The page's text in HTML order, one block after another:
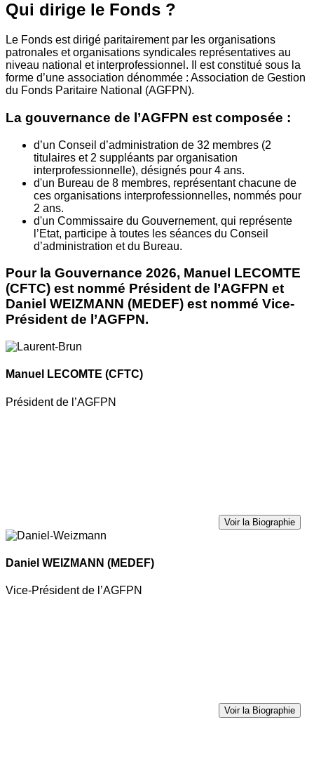
Qui dirige le Fonds ?
Le Fonds est dirigé paritairement par les organisations
patronales et organisations syndicales représentatives au
niveau national et interprofessionnel. Il est constitué sous la
forme d’une association dénommée : Association de Gestion
du Fonds Paritaire National (AGFPN).
La gouvernance de l’AGFPN est composée :
d’un Conseil d’administration de 32 membres (2
titulaires et 2 suppléants par organisation
interprofessionnelle), désignés pour 4 ans.
d'un Bureau de 8 membres, représentant chacune de
ces organisations interprofessionnelles, nommés pour
2 ans.
d'un Commissaire du Gouvernement, qui représente
l’Etat, participe à toutes les séances du Conseil
d’administration et du Bureau.
Pour la Gouvernance 2026, Manuel LECOMTE
(CFTC) est nommé Président de l’AGFPN et
Daniel WEIZMANN (MEDEF) est nommé Vice-
Président de l’AGFPN.
Manuel LECOMTE (CFTC)
Président de l’AGFPN
Voir la Biographie
Daniel WEIZMANN (MEDEF)
Vice-Président de l’AGFPN
Voir la Biographie